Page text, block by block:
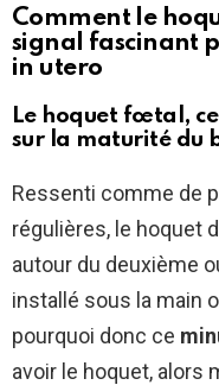
Comment le
signal fascinant
in utero
Le hoquet fœtal,
sur la maturité du
Ressenti comme de
régulières, le hoquet
autour du deuxième
installé sous la main
pourquoi donc ce
avoir le hoquet, alors